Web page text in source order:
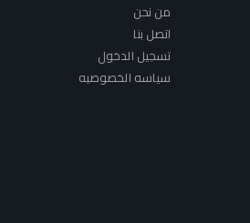
من نحن
اتصل بنا
تسجيل الدخول
سياسه الخصوصيه